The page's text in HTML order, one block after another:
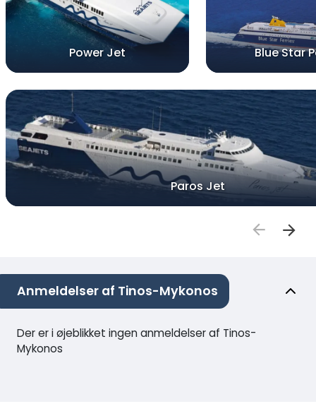
Power Jet Blue Star
Paros Jet
Anmeldelser af Tinos-Mykonos
Der er i øjeblikket ingen anmeldelser af Tinos-
Mykonos